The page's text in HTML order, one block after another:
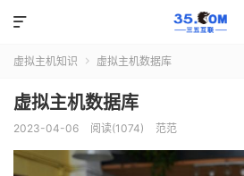

虚拟主机知识  虚拟主机数据库
虚拟主机数据库
2023-04-06 阅读(1074) 范范